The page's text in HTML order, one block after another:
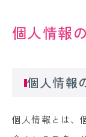
個人情報
個人情報
個人情報とは、